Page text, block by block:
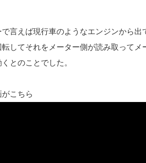
言えば現行車のようなエンジンから
してそれをメーター側が読み取って
とのことでした。
こちら